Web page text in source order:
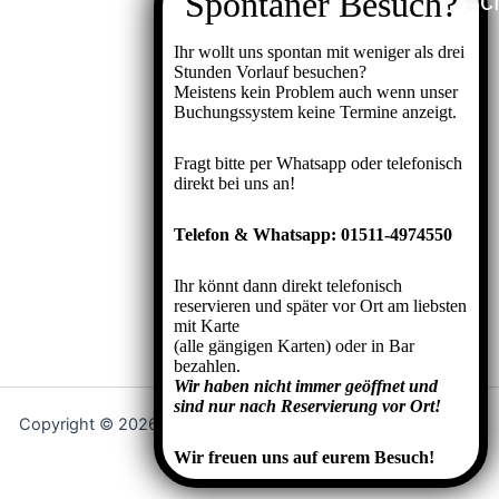
Copyright © 2026 EXPEDITION60 Teningen | Präsentiert von
Astra-WordPress-Theme
Ihr wollt uns spontan mit weniger als drei
Stunden Vorlauf besuchen?
Meistens kein Problem auch wenn unser
Buchungssystem keine Termine anzeigt.
Fragt bitte per Whatsapp oder telefonisch
direkt bei uns an!
Telefon & Whatsapp: 01511-4974550
Ihr könnt dann direkt telefonisch
reservieren und später vor Ort am liebsten
mit Karte
(alle gängigen Karten) oder in Bar
bezahlen.
Wir haben nicht immer geöffnet und
sind nur nach Reservierung vor Ort!
Wir freuen uns auf eurem Besuch!